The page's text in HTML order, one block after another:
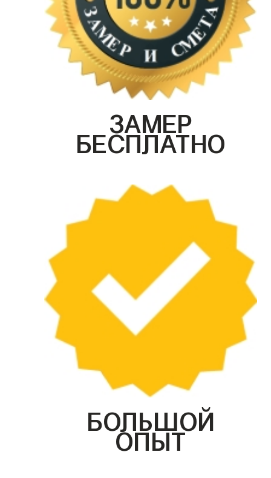
ЗАМЕР
БЕСПЛАТНО
БОЛЬШОЙ
ОПЫТ